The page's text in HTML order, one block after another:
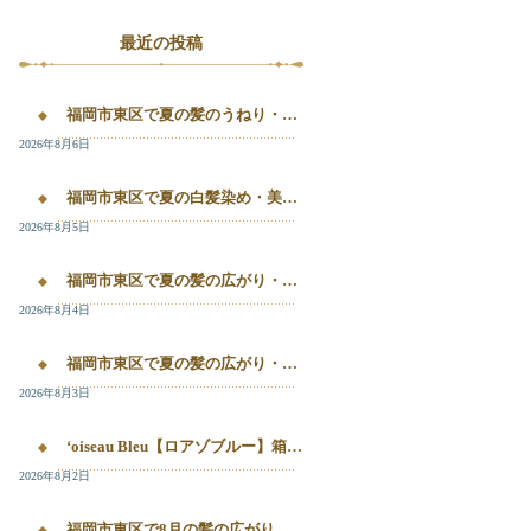
最近の投稿
福岡市東区で夏の髪のうねり・白髪染め・美容液カラーを相談するなら｜箱崎・千早のL’oiseau Bleu
2026年8月6日
福岡市東区で夏の白髪染め・美容液カラー・髪質改善を相談したい方へ｜箱崎・千早のL’oiseau Bleu
2026年8月5日
福岡市東区で夏の髪の広がり・白髪染め・美容液カラーを相談したい方へ｜箱崎・千早のL’oiseau Bleu
2026年8月4日
福岡市東区で夏の髪の広がり・白髪染め・美容液カラーを相談したい方へ｜箱崎・千早のL’oiseau Bleu
2026年8月3日
‘oiseau Bleu【ロアゾブルー】箱崎店】 福岡市東区箱崎で、夏の白髪染めやカラー後の毛先のパサつき、髪の艶不足が気になる方へ。
2026年8月2日